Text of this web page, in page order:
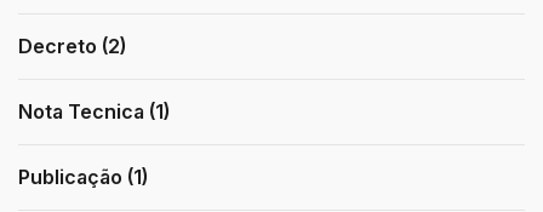
Decreto (2)
Nota Tecnica (1)
Publicação (1)